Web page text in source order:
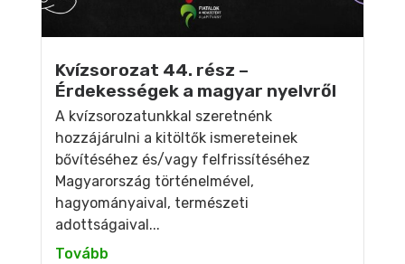
Kvízsorozat 44. rész –
Érdekességek a magyar nyelvről
A kvízsorozatunkkal szeretnénk
hozzájárulni a kitöltők ismereteinek
bővítéséhez és/vagy felfrissítéséhez
Magyarország történelmével,
hagyományaival, természeti
adottságaival...
Tovább